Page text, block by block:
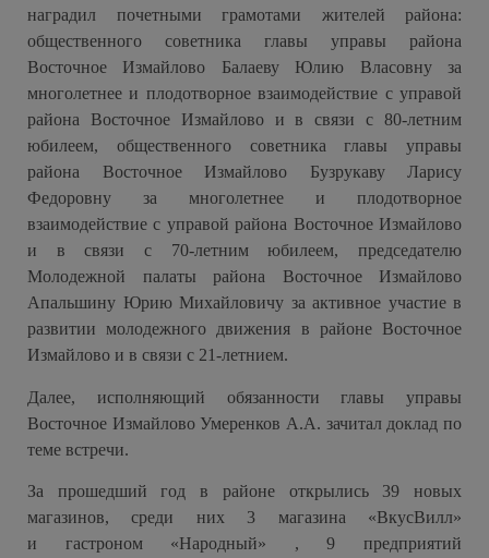
наградил почетными грамотами жителей района:
общественного советника главы управы района
Восточное Измайлово Балаеву Юлию Власовну за
многолетнее и плодотворное взаимодействие с управой
района Восточное Измайлово и в связи с 80-летним
юбилеем, общественного советника главы управы
района Восточное Измайлово Бузрукаву Ларису
Федоровну за многолетнее и плодотворное
взаимодействие с управой района Восточное Измайлово
и в связи с 70-летним юбилеем, председателю
Молодежной палаты района Восточное Измайлово
Апальшину Юрию Михайловичу за активное участие в
развитии молодежного движения в районе Восточное
Измайлово и в связи с 21-летнием.
Далее, исполняющий обязанности главы управы
Восточное Измайлово Умеренков А.А. зачитал доклад по
теме встречи.
За прошедший год в районе открылись 39 новых
магазинов, среди них 3 магазина «ВкусВилл»
и гастроном «Народный» , 9 предприятий